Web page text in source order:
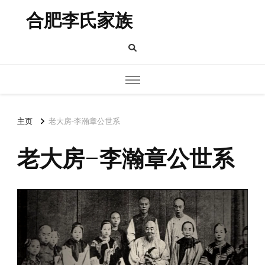
合肥李氏家族
主页 老大房-李瀚章公世系
老大房-李瀚章公世系